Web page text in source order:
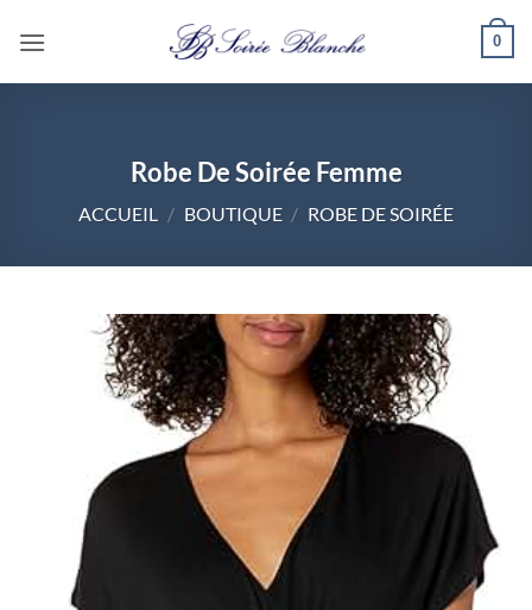
0
Robe De Soirée Femme
ACCUEIL / BOUTIQUE / ROBE DE SOIRÉE